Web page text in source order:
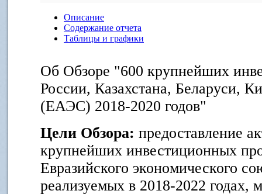
Описание
Содержание отчета
Таблицы и графики
Об Обзоре "600 крупнейших
России, Казахстана, Беларуси,
(ЕАЭС) 2018-2020 годов"
Цели Обзора: предоставление
крупнейших инвестиционных
Евразийского экономического
реализуемых в 2018-2022 годах,